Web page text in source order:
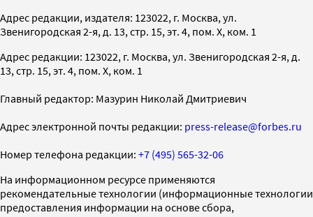
Адрес редакции, издателя: 123022, г. Москва, ул.
Звенигородская 2-я, д. 13, стр. 15, эт. 4, пом. X, ком. 1
Адрес редакции: 123022, г. Москва, ул. Звенигородская 2-я, д.
13, стр. 15, эт. 4, пом. X, ком. 1
Главный редактор: Мазурин Николай Дмитриевич
Адрес электронной почты редакции: press-release@forbes.ru
Номер телефона редакции: +7 (495) 565-32-06
На информационном ресурсе применяются
рекомендательные технологии (информационные технологии
предоставления информации на основе сбора,